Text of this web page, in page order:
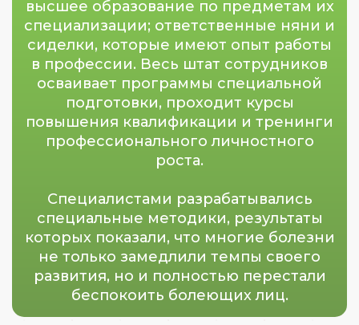
высшее образование по предметам их
специализации; ответственные няни и
сиделки, которые имеют опыт работы
в профессии. Весь штат сотрудников
осваивает программы специальной
подготовки, проходит курсы
повышения квалификации и тренинги
профессионального личностного
роста.
Специалистами разрабатывались
специальные методики, результаты
которых показали, что многие болезни
не только замедлили темпы своего
развития, но и полностью перестали
беспокоить болеющих лиц.